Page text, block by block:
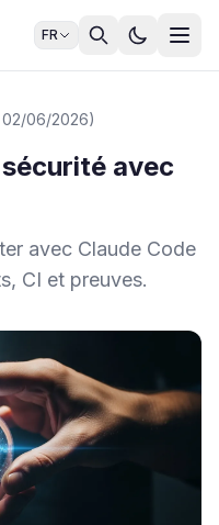
FR
02/06/2026)
avec
avec Claude Code
CI et preuves.